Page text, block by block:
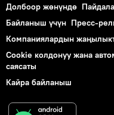
Долбоор жөнүндө
Байланыш үчүн Пресс-
Компаниялардын
Cookie колдонуу жана
саясаты
Кайра байланыш